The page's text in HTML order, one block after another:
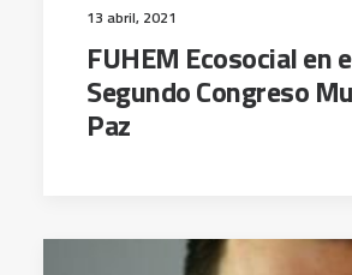
13 abril, 2021
FUHEM Ecosocial en
Segundo Congreso
Paz